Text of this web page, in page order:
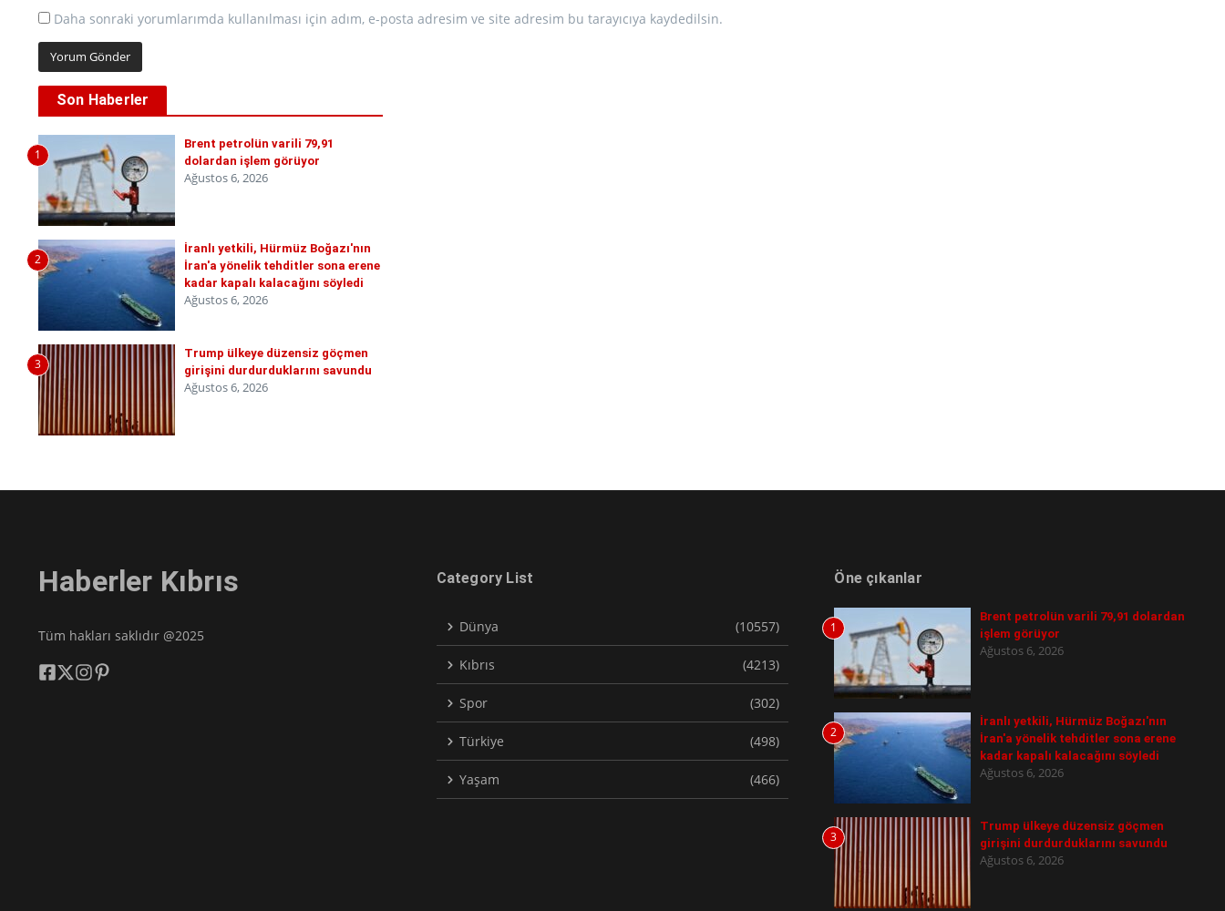
Daha sonraki yorumlarımda kullanılması için adım, e-posta adresim ve site adresim bu tarayıcıya kaydedilsin.
Son Haberler
1
Brent petrolün varili 79,91
dolardan işlem görüyor
Ağustos 6, 2026
2
İranlı yetkili, Hürmüz Boğazı'nın
İran'a yönelik tehditler sona erene
kadar kapalı kalacağını söyledi
Ağustos 6, 2026
3
Trump ülkeye düzensiz göçmen
girişini durdurduklarını savundu
Ağustos 6, 2026
Haberler Kıbrıs
Tüm hakları saklıdır @2025
Category List
Dünya (10557)
Kıbrıs (4213)
Spor (302)
Türkiye (498)
Yaşam (466)
Öne çıkanlar
1
Brent petrolün varili 79,91 dolardan
işlem görüyor
Ağustos 6, 2026
2
İranlı yetkili, Hürmüz Boğazı'nın
İran'a yönelik tehditler sona erene
kadar kapalı kalacağını söyledi
Ağustos 6, 2026
3
Trump ülkeye düzensiz göçmen
girişini durdurduklarını savundu
Ağustos 6, 2026